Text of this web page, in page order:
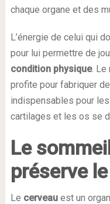
chaque organe et des
L’énergie de celui qui
pour lui permettre de
condition physique. Le
profite pour fabriquer
indispensables pour
cartilages et les os se
Le
préserve
Le cerveauest un